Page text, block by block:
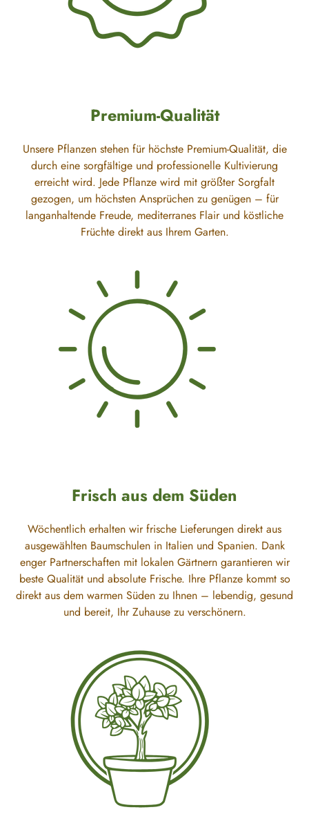
Premium-Qualität
Unsere Pflanzen stehen für höchste Premium-Qualität, die
durch eine sorgfältige und professionelle Kultivierung
erreicht wird. Jede Pflanze wird mit größter Sorgfalt
gezogen, um höchsten Ansprüchen zu genügen – für
langanhaltende Freude, mediterranes Flair und köstliche
Früchte direkt aus Ihrem Garten.
Frisch aus dem Süden
Wöchentlich erhalten wir frische Lieferungen direkt aus
ausgewählten Baumschulen in Italien und Spanien. Dank
enger Partnerschaften mit lokalen Gärtnern garantieren wir
beste Qualität und absolute Frische. Ihre Pflanze kommt so
direkt aus dem warmen Süden zu Ihnen – lebendig, gesund
und bereit, Ihr Zuhause zu verschönern.